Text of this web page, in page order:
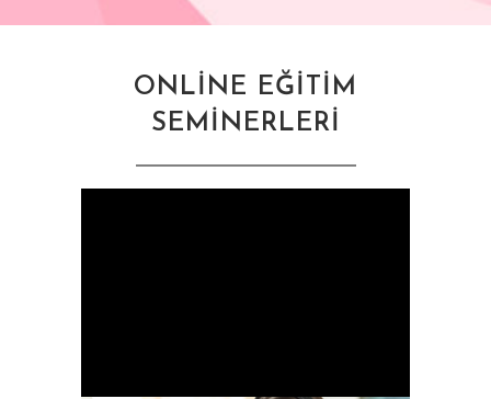
ONLİNE EĞİTİM
SEMİNERLERİ